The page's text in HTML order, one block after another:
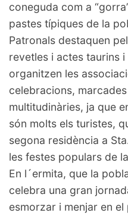
coneguda com a
pastes típiques de la
Patronals destaquen
revetles i actes taurins
organitzen les
celebracions,
multitudinàries, ja que
són molts els turistes,
segona residència a
les festes populars de
En l´ermita, que la
celebra una gran
esmorzar i menjar en el